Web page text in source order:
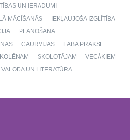
UN IERADUMI
MĀCĪŠANĀS
IEKĻAUJOŠA IZGLĪTĪBA
PLĀNOŠANA
CAURVIJAS
LABĀ PRAKSE
SKOLOTĀJAM
VECĀKIEM
UN LITERATŪRA